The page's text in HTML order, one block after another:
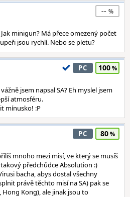
--
Jak minigun? Má přece omezený počet
jsou rychlí. Nebo se pletu?
PC 100
vážně jsem napsal SA? Eh myslel jsem
atmosféru.
mínusko! :P
PC 80
mnoho mezi misí, ve který se musíš
předchůdce Absolution :)
bacha, abys dostal všechny
právě těchto misí na SA) pak se
Kong), ale jinak jsou to